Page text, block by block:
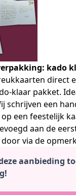
kado
direct
klaar pakket.
schrijven een
een feestelijk
aan de
via de
aanbieding